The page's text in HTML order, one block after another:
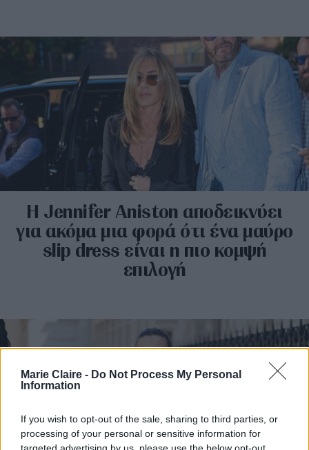
Marie Claire - Do Not Process My Personal
Information
If you wish to opt-out of the sale, sharing to third parties, or
processing of your personal or sensitive information for
Η Jennifer Aniston αποδεικνύει
για ακόμα μια φορά ότι ένα μαύρο
slip dress είναι η πιο κομψή
επιλογή